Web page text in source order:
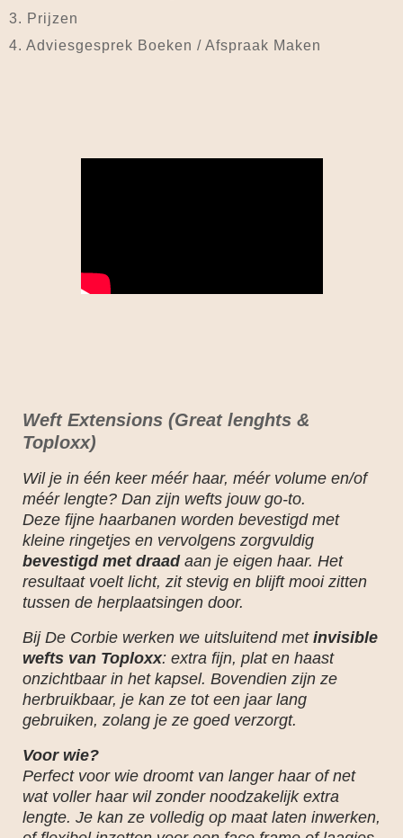
3. Prijzen
4. Adviesgesprek Boeken / Afspraak Maken
Weft Extensions (Great lenghts &
Toploxx)
Wil je in één keer méér haar, méér volume en/of
méér lengte? Dan zijn wefts jouw go-to.
Deze fijne haarbanen worden bevestigd met
kleine ringetjes en vervolgens zorgvuldig
bevestigd met draadaan je eigen haar. Het
resultaat voelt licht, zit stevig en blijft mooi zitten
tussen de herplaatsingen door.
Bij De Corbie werken we uitsluitend met invisible
wefts van Toploxx: extra fijn, plat en haast
onzichtbaar in het kapsel. Bovendien zijn ze
herbruikbaar, je kan ze tot een jaar lang
gebruiken, zolang je ze goed verzorgt.
Voor wie?
Perfect voor wie droomt van langer haar of net
wat voller haar wil zonder noodzakelijk extra
lengte. Je kan ze volledig op maat laten inwerken,